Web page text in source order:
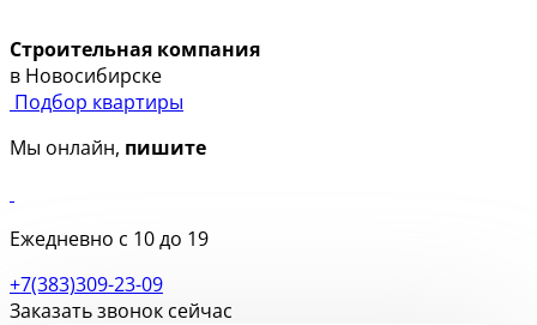
Строительная компания
в Новосибирске
Подбор квартиры
Мы онлайн, пишите
Ежедневно с 10 до 19
+7(383)309-23-09
Заказать звонок сейчас